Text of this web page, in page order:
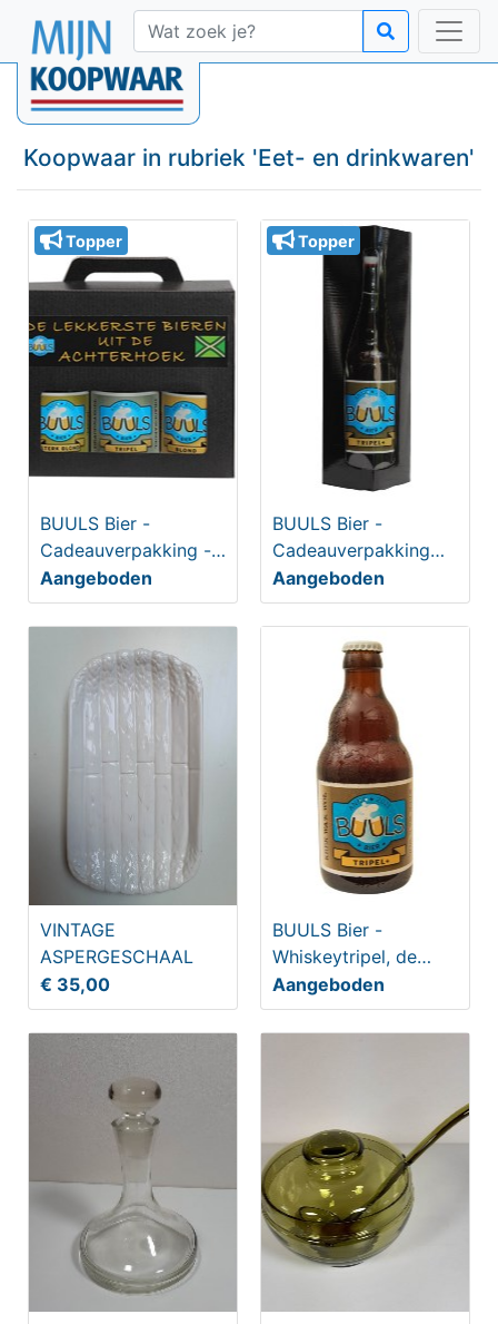
Koopwaar in rubriek 'Eet- en drinkwaren'
Topper
BUULS Bier -
Cadeauverpakking -
3-pack
Aangeboden
Topper
BUULS Bier -
Cadeauverpakking
Krek Wa'k Wol 75cl
Aangeboden
VINTAGE
ASPERGESCHAAL
€ 35,00
BUULS Bier -
Whiskeytripel, de
KREK WA’K WOL
Aangeboden